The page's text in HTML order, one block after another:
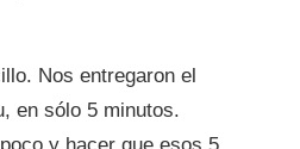
Nos entregaron el
en sólo 5 minutos.